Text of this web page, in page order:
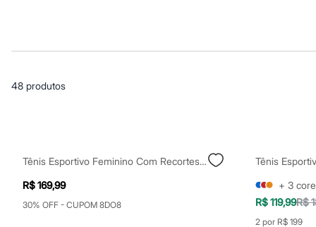
Casacos e Jaquetas
Macacões
Saias
Bonés e Chapéus
Bijoux
Cintos
Óculos
Relógios
48 produtos
Tênis Esportivo Feminino Com Recortes Branco
R$ 169,99
30% OFF - CUPOM 8DO8
+ 3
R$ 119,99R$
2 por R$ 199